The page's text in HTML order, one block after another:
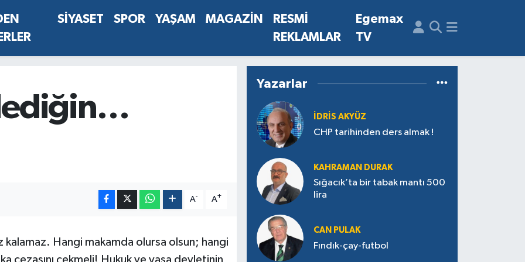
SİYASET SPOR YAŞAM MAGAZİN
RESMİ
REKLAMLAR
Egemax
TV
A- A+
kalamaz. Hangi makamda olursa olsun; hangi
Yazarlar
İDRIS AKYÜZ
CHP tarihinden ders almak !
KAHRAMAN DURAK
Sığacık’ta bir tabak mantı 500
lira
CAN PULAK
Fındık-çay-futbol